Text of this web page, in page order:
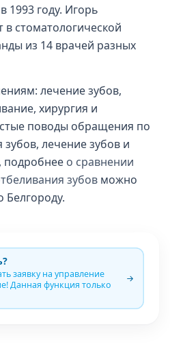
1993 году. Игорь
стоматологической
из 14 врачей разных
лечение зубов,
хирургия и
поводы обращения по
лечение зубов и
подробнее о сравнении
зубов можно
Белгороду.
заявку на управление
Данная функция только